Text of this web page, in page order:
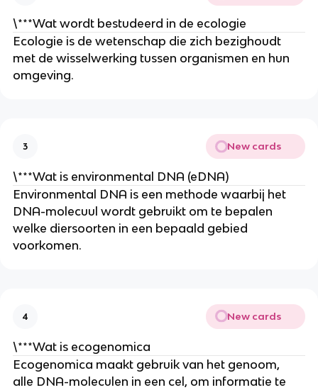
\***Wat wordt bestudeerd in de ecologie
Ecologie is de wetenschap die zich bezighoudt
met de wisselwerking tussen organismen en hun
omgeving.
3 New cards
\***Wat is environmental DNA (eDNA)
Environmental DNA is een methode waarbij het
DNA-molecuul wordt gebruikt om te bepalen
welke diersoorten in een bepaald gebied
voorkomen.
4 New cards
\***Wat is ecogenomica
Ecogenomica maakt gebruik van het genoom,
alle DNA-moleculen in een cel, om informatie te